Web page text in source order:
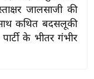
जालसाजी की
कथित बदसलूकी
के भीतर गंभीर